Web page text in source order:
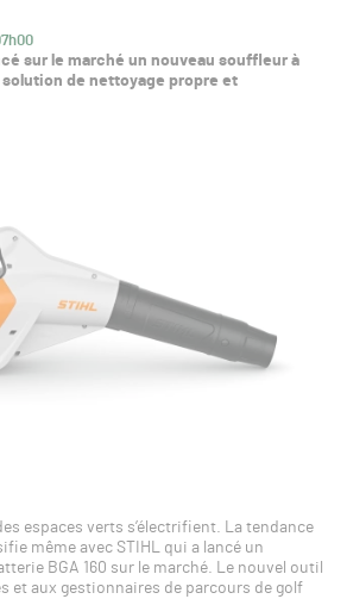
sur le marché un nouveau souffleur à
solution de nettoyage propre et
espaces verts s’électrifient. La tendance
même avec STIHL qui a lancé un
BGA 160 sur le marché. Le nouvel outil
et aux gestionnaires de parcours de golf